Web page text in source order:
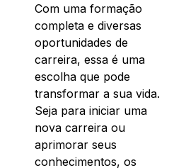
Com uma formação
completa e diversas
oportunidades de
carreira, essa é uma
escolha que pode
transformar a sua vida.
Seja para iniciar uma
nova carreira ou
aprimorar seus
conhecimentos, os